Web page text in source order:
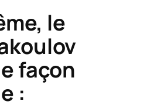
le
façon
: